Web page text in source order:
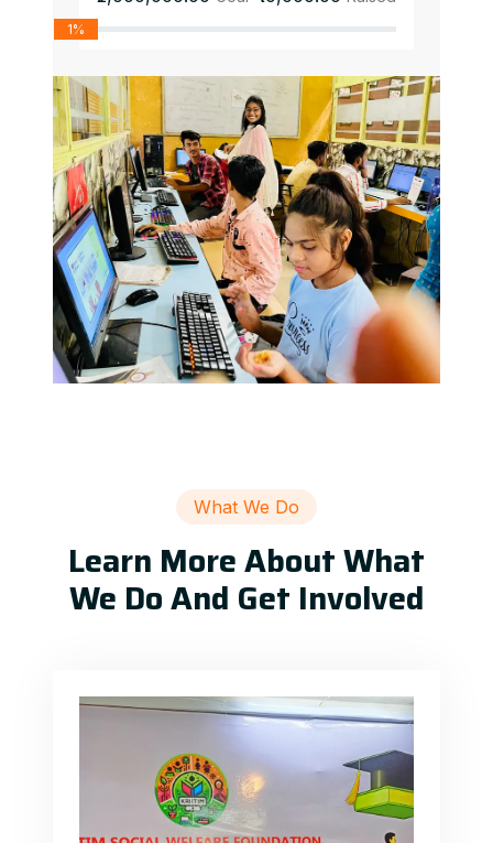
1%
What We Do
Learn More About What
We Do And Get Involved